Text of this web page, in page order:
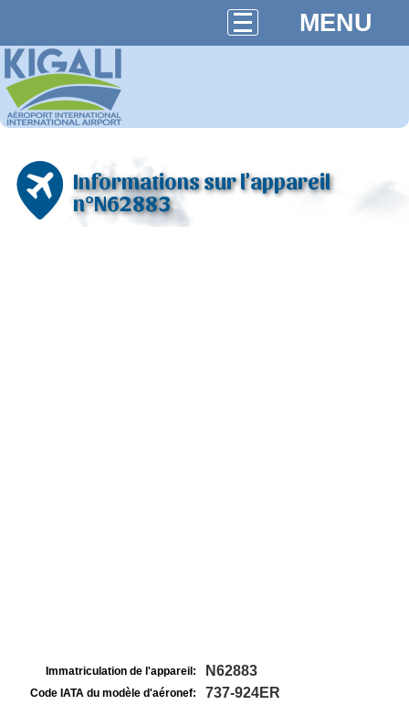
MENU
Informations sur l'appareil
n°N62883
Immatriculation de l'appareil: N62883
Code IATA du modèle d'aéronef: 737-924ER